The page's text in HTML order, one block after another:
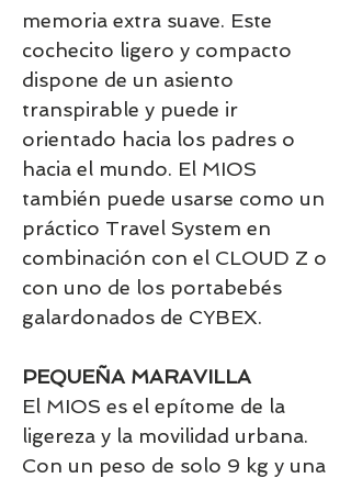
memoria extra suave. Este
cochecito ligero y compacto
dispone de un asiento
transpirable y puede ir
orientado hacia los padres o
hacia el mundo. El MIOS
también puede usarse como un
práctico Travel System en
combinación con el CLOUD Z o
con uno de los portabebés
galardonados de CYBEX.
PEQUEÑA MARAVILLA
El MIOS es el epítome de la
ligereza y la movilidad urbana.
Con un peso de solo 9 kg y una